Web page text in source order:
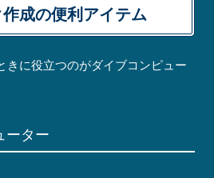
成の便利アイテム
きに役立つのがダイブコンピュー
ーター